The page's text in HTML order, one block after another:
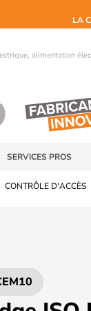
LA
alimentation
SERVICES PROS
CONTRÔLE D'ACCÈS